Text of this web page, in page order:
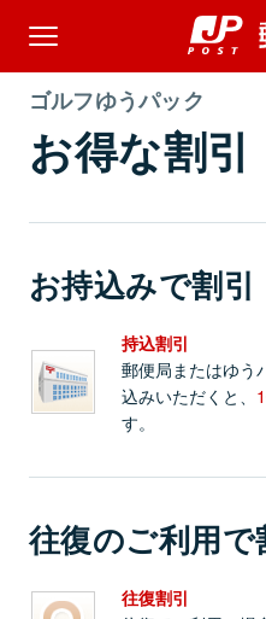
ゴルフゆうパック
お得な割引
お持込みで割引
持込割引
郵便局またはゆう
込みいただくと、
す。
往復のご利用で
往復割引